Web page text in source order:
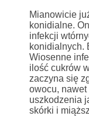
Mianowicie
konidialne.
infekcji
konidialnych.
Wiosenne
ilość cukrów
zaczyna się
owocu,
uszkodzenia
skórki i